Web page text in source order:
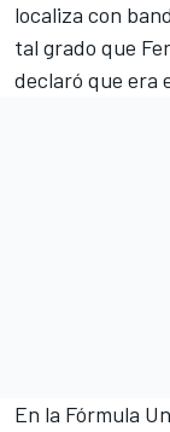
localiza con
tal grado que
declaró que era
En la Fórmula